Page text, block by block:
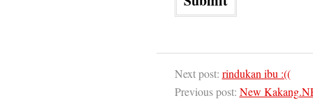
Next post: rindukan ibu :((
Previous post: New